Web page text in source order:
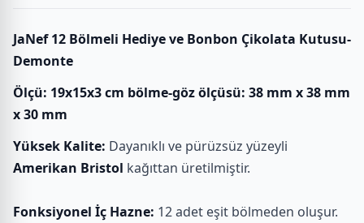
JaNef 12 Bölmeli Hediye ve Bonbon Çikolata Kutusu-
Demonte
Ölçü: 19x15x3 cm bölme-göz ölçüsü: 38 mm x 38 mm
x 30 mm
Yüksek Kalite: Dayanıklı ve pürüzsüz yüzeyli
Amerikan Bristol kağıttan üretilmiştir.
Fonksiyonel İç Hazne: 12 adet eşit bölmeden oluşur.